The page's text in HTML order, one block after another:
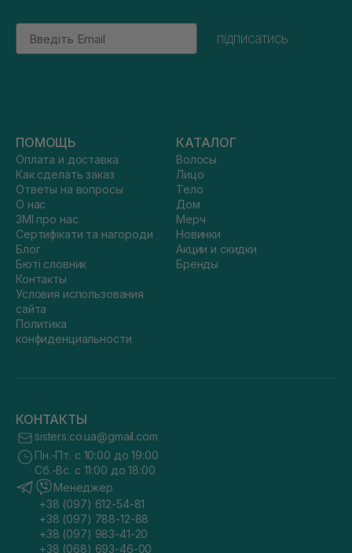
Email
підписатись
ПОМОЩЬ
Оплата и доставка
Как сделать заказ
Ответы на вопросы
О нас
ЗМІ про нас
Сертифікати та нагороди
Блог
Бюті словник
Контакты
Условия использования
сайта
Политика
конфиденциальности
КАТАЛОГ
Волосы
Лицо
Тело
Дом
Мерч
Новинки
Акции и скидки
Бренды
КОНТАКТЫ
sisters.co.ua@gmail.com
Пн.-Пт. с 10:00 до 19:00
Сб.-Вс. с 11:00 до 18:00
Менеджер
+38 (097) 612-54-81
+38 (097) 788-12-88
+38 (097) 983-41-20
+38 (068) 693-46-00